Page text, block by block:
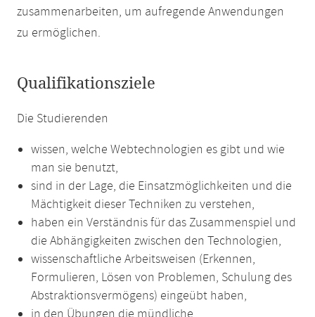
zusammenarbeiten, um aufregende Anwendungen
zu ermöglichen.
Qualifikationsziele
Die Studierenden
wissen, welche Webtechnologien es gibt und wie
man sie benutzt,
sind in der Lage, die Einsatzmöglichkeiten und die
Mächtigkeit dieser Techniken zu verstehen,
haben ein Verständnis für das Zusammenspiel und
die Abhängigkeiten zwischen den Technologien,
wissenschaftliche Arbeitsweisen (Erkennen,
Formulieren, Lösen von Problemen, Schulung des
Abstraktionsvermögens) eingeübt haben,